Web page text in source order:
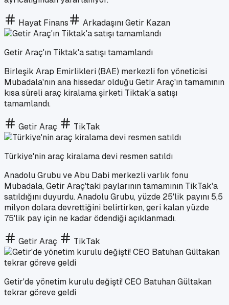
Hayat Finans Arkadaşını Getir Kazan
Getir Araç'ın Tiktak'a satışı tamamlandı
Birleşik Arap Emirlikleri (BAE) merkezli fon yöneticisi
Mubadala'nın ana hissedar olduğu Getir Araç'ın tamamının
kısa süreli araç kiralama şirketi Tiktak'a satışı
tamamlandı.
Getir Araç TikTak
Türkiye'nin araç kiralama devi resmen satıldı
Anadolu Grubu ve Abu Dabi merkezli varlık fonu
Mubadala, Getir Araç'taki paylarının tamamının TikTak'a
satıldığını duyurdu. Anadolu Grubu, yüzde 25'lik payını 5,5
milyon dolara devrettiğini belirtirken, geri kalan yüzde
75'lik pay için ne kadar ödendiği açıklanmadı.
Getir Araç TikTak
Getir'de yönetim kurulu değişti! CEO Batuhan Gültakan
tekrar göreve geldi